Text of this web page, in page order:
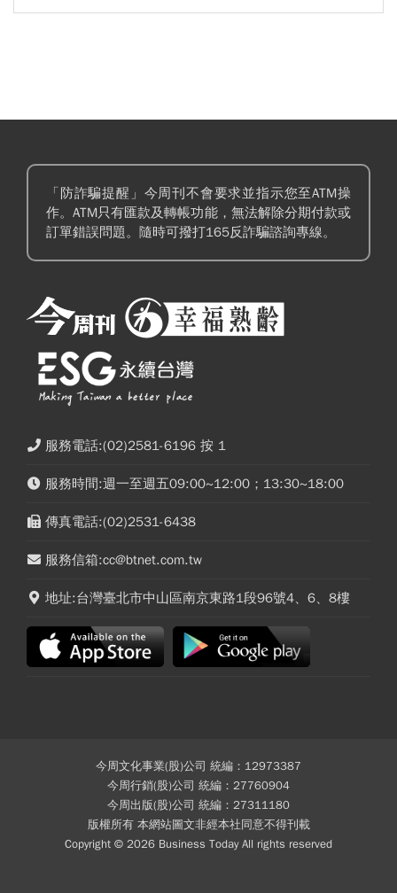
「防詐騙提醒」今周刊不會要求並指示您至ATM操
作。ATM只有匯款及轉帳功能，無法解除分期付款或
訂單錯誤問題。隨時可撥打165反詐騙諮詢專線。
服務電話:(02)2581-6196 按 1
服務時間:週一至週五09:00~12:00；13:30~18:00
傳真電話:(02)2531-6438
服務信箱:cc@btnet.com.tw
地址:台灣臺北市中山區南京東路1段96號4、6、8樓
今周文化事業(股)公司 統編：12973387
今周行銷(股)公司 統編：27760904
今周出版(股)公司 統編：27311180
版權所有 本網站圖文非經本社同意不得刊載
Copyright © 2026 Business Today All rights reserved